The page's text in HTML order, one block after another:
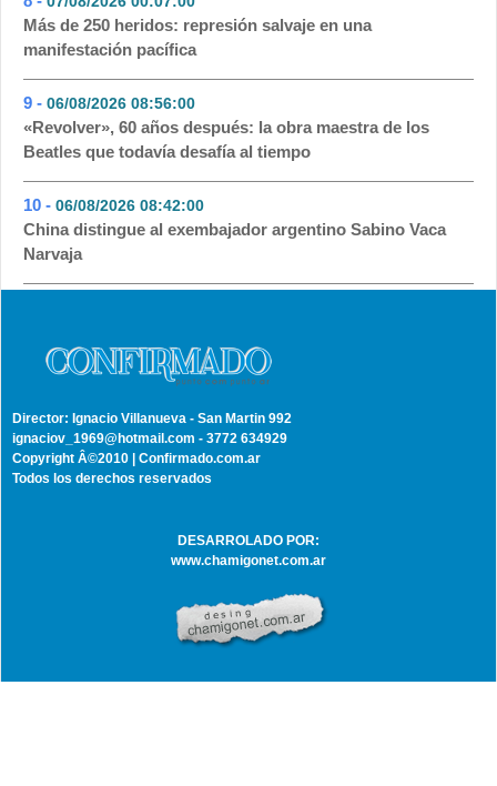
Más de 250 heridos: represión salvaje en una
manifestación pacífica
9 - 06/08/2026 08:56:00
«Revolver», 60 años después: la obra maestra de los
Beatles que todavía desafía al tiempo
10 - 06/08/2026 08:42:00
China distingue al exembajador argentino Sabino Vaca
Narvaja
Director: Ignacio Villanueva - San Martin 992
ignaciov_1969@hotmail.com - 3772 634929
Copyright Â©2010 | Confirmado.com.ar
Todos los derechos reservados
DESARROLADO POR:
www.chamigonet.com.ar